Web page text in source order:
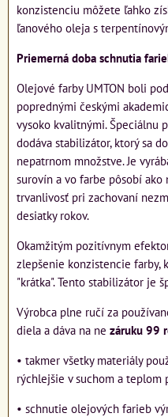
konzistenciu môžete ľahko
ľanového oleja s
Priemerná doba schnutia
Olejové farby UMTON boli
poprednými českými
vysoko kvalitnými. Špeciálnu
dodáva stabilizátor, ktorý sa
nepatrnom množstve. Je
surovín a vo farbe pôsobí
trvanlivosť pri zachovaní
desiatky rokov.
Okamžitým pozitívnym
zlepšenie konzistencie farby,
"krátka". Tento stabilizátor je
Výrobca plne ručí za
diela a dáva na ne záruku 99
• takmer všetky materiály
rýchlejšie v suchom a teplom
• schnutie olejových farieb